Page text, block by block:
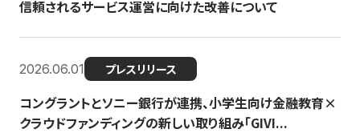
信頼されるサービス運営に向けた改善について
2026.06.01 プレスリリース
コングラントとソニー銀行が連携、小学生向け金融教育×
クラウドファンディングの新しい取り組み「GIVI...